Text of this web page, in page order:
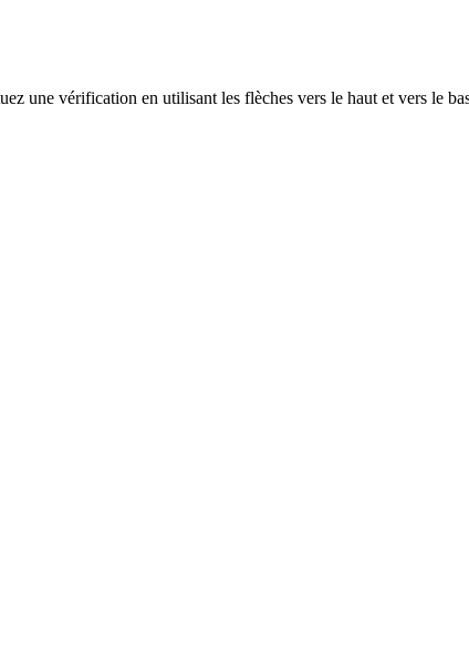
une vérification en utilisant les flèches vers le haut et vers le